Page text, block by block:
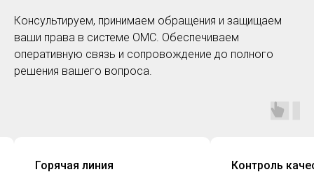
Консультируем, принимаем обращения и защищаем
ваши права в системе ОМС. Обеспечиваем
оперативную связь и сопровождение до полного
решения вашего вопроса.
Контроль качества
Оставить